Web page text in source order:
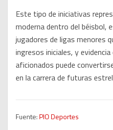
Este tipo de iniciativas
moderna dentro del béisbol,
jugadores de ligas menores
ingresos iniciales, y
aficionados puede
en la carrera de futuras
Fuente:PIO Deportes